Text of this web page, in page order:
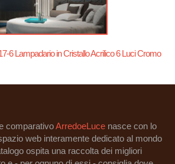
6 Lampadario in Cristallo Acrilico 6 Luci Cromo
comparativoArredoeLuce nasce con lo
web interamente dedicato al mondo
ospita una raccolta dei migliori